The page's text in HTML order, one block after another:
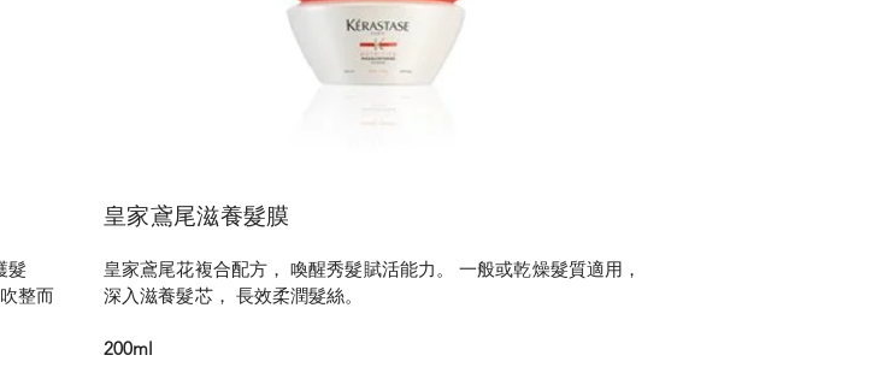
髮
整而
皇家鳶尾滋養髮膜
皇家鳶尾花複合配方， 喚醒秀髮賦活能力。 一般或乾燥髮質適用，
深入滋養髮芯， 長效柔潤髮絲。
200ml